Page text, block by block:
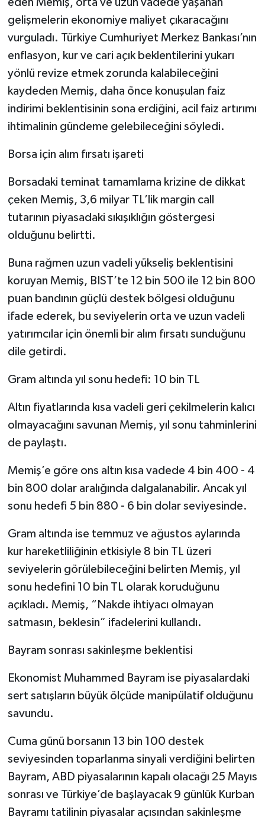
gelişmelerin ekonomiye maliyet çıkaracağını
vurguladı. Türkiye Cumhuriyet Merkez Bankası’nın
enflasyon, kur ve cari açık beklentilerini yukarı
yönlü revize etmek zorunda kalabileceğini
kaydeden Memiş, daha önce konuşulan faiz
indirimi beklentisinin sona erdiğini, acil faiz artırımı
ihtimalinin gündeme gelebileceğini söyledi.
Borsa için alım fırsatı işareti
Borsadaki teminat tamamlama krizine de dikkat
çeken Memiş, 3,6 milyar TL’lik margin call
tutarının piyasadaki sıkışıklığın göstergesi
olduğunu belirtti.
Buna rağmen uzun vadeli yükseliş beklentisini
koruyan Memiş, BIST’te 12 bin 500 ile 12 bin 800
puan bandının güçlü destek bölgesi olduğunu
ifade ederek, bu seviyelerin orta ve uzun vadeli
yatırımcılar için önemli bir alım fırsatı sunduğunu
dile getirdi.
Gram altında yıl sonu hedefi: 10 bin TL
Altın fiyatlarında kısa vadeli geri çekilmelerin kalıcı
olmayacağını savunan Memiş, yıl sonu tahminlerini
de paylaştı.
Memiş’e göre ons altın kısa vadede 4 bin 400 - 4
bin 800 dolar aralığında dalgalanabilir. Ancak yıl
sonu hedefi 5 bin 880 - 6 bin dolar seviyesinde.
Gram altında ise temmuz ve ağustos aylarında
kur hareketliliğinin etkisiyle 8 bin TL üzeri
seviyelerin görülebileceğini belirten Memiş, yıl
sonu hedefini 10 bin TL olarak koruduğunu
açıkladı. Memiş, “Nakde ihtiyacı olmayan
satmasın, beklesin” ifadelerini kullandı.
Bayram sonrası sakinleşme beklentisi
Ekonomist Muhammed Bayram ise piyasalardaki
sert satışların büyük ölçüde manipülatif olduğunu
savundu.
Cuma günü borsanın 13 bin 100 destek
seviyesinden toparlanma sinyali verdiğini belirten
Bayram, ABD piyasalarının kapalı olacağı 25 Mayıs
sonrası ve Türkiye’de başlayacak 9 günlük Kurban
Bayramı tatilinin piyasalar açısından sakinleşme